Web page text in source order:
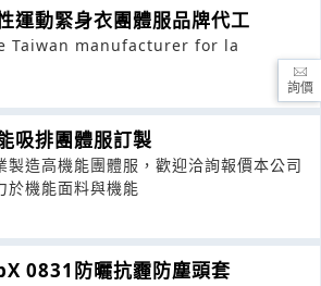
運動緊身衣團體服品牌代工
Taiwan manufacturer for la
吸排團體服訂製
製造高機能團體服，歡迎洽詢報價本公司
於機能面料與機能
0831防曬抗霾防塵頭套
詢價